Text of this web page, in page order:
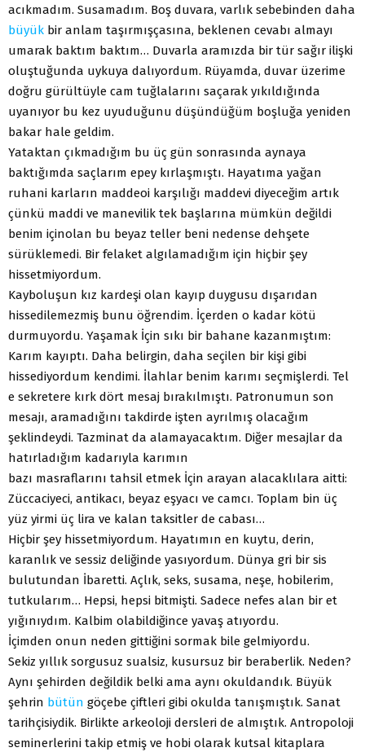
acıkmadım. Susamadım. Boş duvara, varlık sebebinden daha
büyük bir anlam taşırmışçasına, beklenen cevabı almayı
umarak baktım baktım… Duvarla aramızda bir tür sağır ilişki
oluştuğunda uykuya dalıyordum. Rüyamda, duvar üzerime
doğru gürültüyle cam tuğlalarını saçarak yıkıldığında
uyanıyor bu kez uyuduğunu düşündüğüm boşluğa yeniden
bakar hale geldim.
Yataktan çıkmadığım bu üç gün sonrasında aynaya
baktığımda saçlarım epey kırlaşmıştı. Hayatıma yağan
ruhani karların maddeoi karşılığı maddevi diyeceğim artık
çünkü maddi ve manevilik tek başlarına mümkün değildi
benim içinolan bu beyaz teller beni nedense dehşete
sürüklemedi. Bir felaket algılamadığım için hiçbir şey
hissetmiyordum.
Kayboluşun kız kardeşi olan kayıp duygusu dışarıdan
hissedilemezmiş bunu öğrendim. İçerden o kadar kötü
durmuyordu. Yaşamak İçin sıkı bir bahane kazanmıştım:
Karım kayıptı. Daha belirgin, daha seçilen bir kişi gibi
hissediyordum kendimi. İlahlar benim karımı seçmişlerdi. Tel
e sekretere kırk dört mesaj bırakılmıştı. Patronumun son
mesajı, aramadığını takdirde işten ayrılmış olacağım
şeklindeydi. Tazminat da alamayacaktım. Diğer mesajlar da
hatırladığım kadarıyla karımın
bazı masraflarını tahsil etmek İçin arayan alacaklılara aitti:
Züccaciyeci, antikacı, beyaz eşyacı ve camcı. Toplam bin üç
yüz yirmi üç lira ve kalan taksitler de cabası…
Hiçbir şey hissetmiyordum. Hayatımın en kuytu, derin,
karanlık ve sessiz deliğinde yasıyordum. Dünya gri bir sis
bulutundan İbaretti. Açlık, seks, susama, neşe, hobilerim,
tutkularım… Hepsi, hepsi bitmişti. Sadece nefes alan bir et
yığınıydım. Kalbim olabildiğince yavaş atıyordu.
İçimden onun neden gittiğini sormak bile gelmiyordu.
Sekiz yıllık sorgusuz sualsiz, kusursuz bir beraberlik. Neden?
Aynı şehirden değildik belki ama aynı okuldandık. Büyük
şehrin bütün göçebe çiftleri gibi okulda tanışmıştık. Sanat
tarihçisiydik. Birlikte arkeoloji dersleri de almıştık. Antropoloji
seminerlerini takip etmiş ve hobi olarak kutsal kitaplara